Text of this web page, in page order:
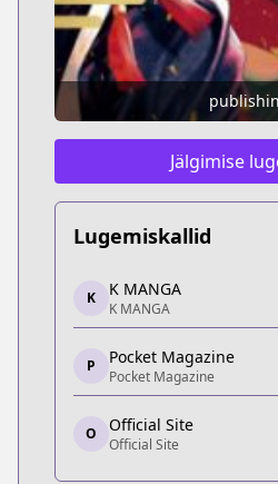
Jälgimise
Lugemiskallid
K MANGA
K MANGA
https://
Pocket Magazine
Pocket Magazine
https://
Official Site
K K MANGA
K MANGA
P Pocket Magazine
Pocket Magazine
O Official Site
Official Site